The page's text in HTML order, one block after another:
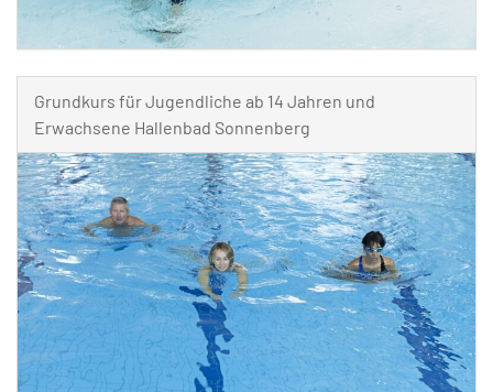
Grundkurs für Jugendliche ab 14 Jahren und
Erwachsene Hallenbad Sonnenberg